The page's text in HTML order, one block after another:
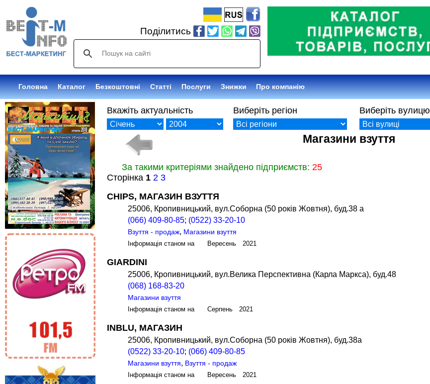
Поділитись
Головна Каталог Безкоштовні Статті Послуги Знижки Про компанію
Вкажіть актуальність Виберіть регіон Виберіть вулицю
Магазини взуття
За такими критеріями знайдено підприємств:25
Сторінка 12 3
CHIPS, МАГАЗИН ВЗУТТЯ
25006, Кропивницький, вул.Соборна (50 років Жовтня), буд.38 а
(066) 409-80-85; (0522) 33-20-10
Взуття - продаж, Магазини взуття
Інформація станом на Вересень 2021
GIARDINI
25006, Кропивницький, вул.Велика Перспективна (Карла Маркса), буд.48
(068) 168-83-20
Магазини взуття
Інформація станом на Серпень 2021
INBLU, МАГАЗИН
25006, Кропивницький, вул.Соборна (50 років Жовтня), буд.38а
(0522) 33-20-10; (066) 409-80-85
Магазини взуття, Взуття - продаж
Інформація станом на Вересень 2021